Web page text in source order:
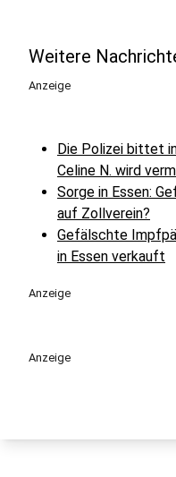
Weitere
Anzeige
Die Polizei bittet
Celine N. wird
Sorge in Essen:
auf Zollverein?
Gefälschte
in Essen verkauft
Anzeige
Anzeige